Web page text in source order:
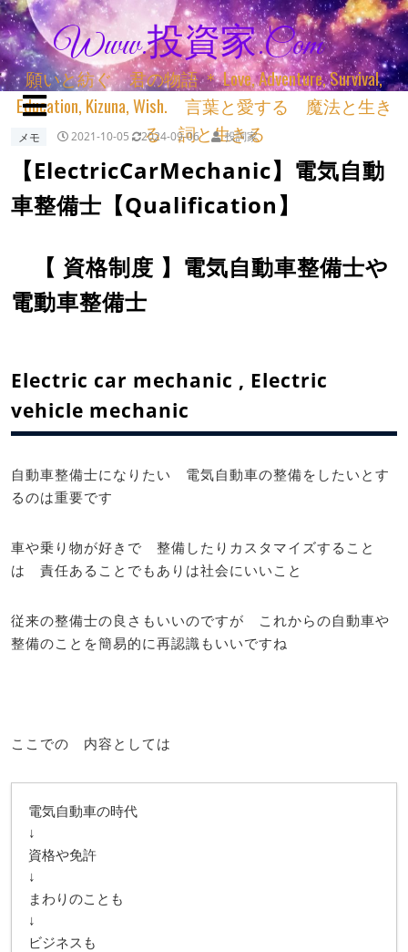
Www.投資家.com
願いと紡ぐ 君の物語 ＊ Love, Adventure, Survival,
Education, Kizuna, Wish. 言葉と愛する 魔法と生き
る 詞と生きる
メモ 2021-10-05 2024-09-06 投詞家
【ElectricCarMechanic】電気自動
車整備士【Qualification】
【 資格制度 】電気自動車整備士や
電動車整備士
Electric car mechanic , Electric
vehicle mechanic
自動車整備士になりたい 電気自動車の整備をしたいとす
るのは重要です
車や乗り物が好きで 整備したりカスタマイズすること
は 責任あることでもありは社会にいいこと
従来の整備士の良さもいいのですが これからの自動車や
整備のことを簡易的に再認識もいいですね
ここでの 内容としては
電気自動車の時代
↓
資格や免許
↓
まわりのことも
↓
ビジネスも